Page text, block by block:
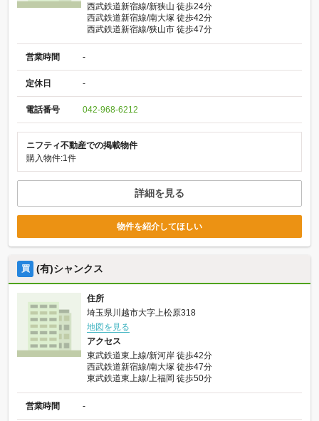
西武鉄道新宿線/新狭山 徒歩24分
西武鉄道新宿線/南大塚 徒歩42分
西武鉄道新宿線/狭山市 徒歩47分
営業時間 -
定休日 -
電話番号 042-968-6212
ニフティ不動産での掲載物件
購入物件:1件
詳細を見る
物件を紹介してほしい
買 (有)シャンクス
住所
埼玉県川越市大字上松原318
地図を見る
アクセス
東武鉄道東上線/新河岸 徒歩42分
西武鉄道新宿線/南大塚 徒歩47分
東武鉄道東上線/上福岡 徒歩50分
営業時間 -